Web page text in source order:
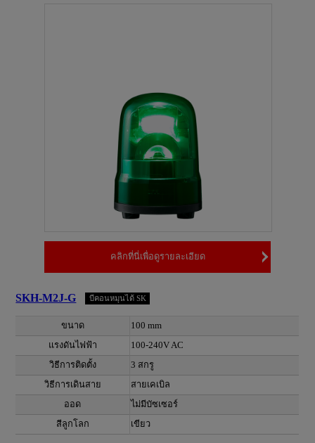
คลิกที่นี่เพื่อดูรายละเอียด
SKH-M2J-G บีคอนหมุนได้ SK
ขนาด
100 mm
แรงดันไฟฟ้า
100-240V AC
วิธีการติดตั้ง
3 สกรู
วิธีการเดินสาย
สายเคเบิล
ออด
ไม่มีบัซเซอร์
สีลูกโลก
เขียว